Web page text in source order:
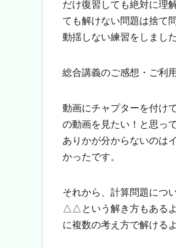
だけ復習しても絶対に理
ても解けない問題は捨て
動揺しない練習をしました
総合講義のご感想・ご利
動画にチャプターを付け
の動画を見たい！と思っ
ありかが分からないのは
かったです。
それから、計算問題につ
△△という解き方もある
に複数の考え方で解ける